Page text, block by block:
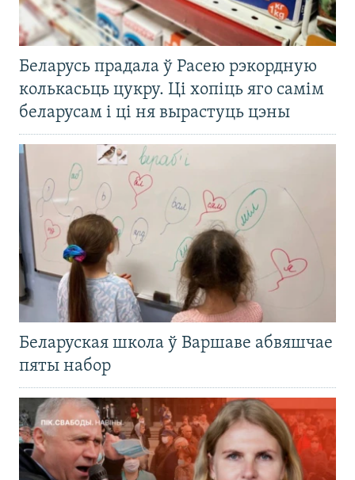
Беларусь прадала ў Расею рэкордную
колькасьць цукру. Ці хопіць яго самім
беларусам і ці ня вырастуць цэны
Беларуская школа ў Варшаве абвяшчае
пяты набор